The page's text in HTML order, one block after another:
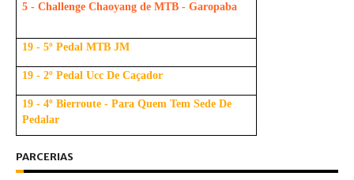
5 - Challenge Chaoyang de MTB - Garopaba
19 - 5º Pedal MTB JM
19 - 2º Pedal Ucc De Caçador
19 - 4º Bierroute - Para Quem Tem Sede De
Pedalar
PARCERIAS